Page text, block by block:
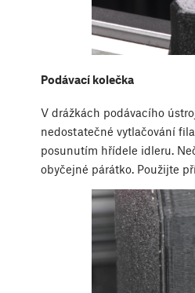
Podávací kolečka
V drážkách podávacího
nedostatečné vytlačování
posunutím hřídele idleru.
obyčejné párátko. Použijte